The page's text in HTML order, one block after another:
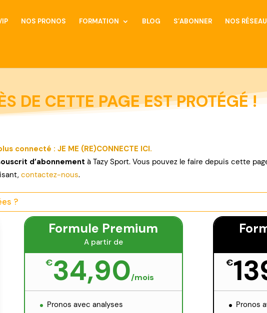
NOS PRONOS FORMATION BLOG S’ABONNER NOS
DE CETTE PAGE EST PROTÉGÉ !
connecté : JE ME (RE)CONNECTE ICI.
d’abonnementà Tazy Sport. Vous pouvez le faire depuis cette
contactez-nous.
?
Formule Premium
A partir de
€34,90/mois
Pronos avec analyses
€
Pronos